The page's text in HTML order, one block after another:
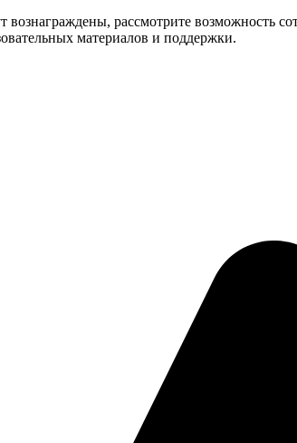
рассмотрите возможность
материалов и поддержки.